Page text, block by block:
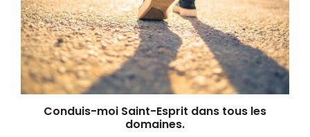
Conduis-moi Saint-Esprit dans tous les
domaines.